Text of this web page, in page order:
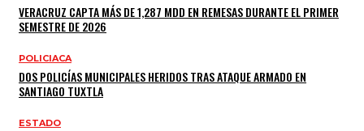
VERACRUZ CAPTA MÁS DE 1,287 MDD EN REMESAS DURANTE EL PRIMER
SEMESTRE DE 2026
POLICIACA
DOS POLICÍAS MUNICIPALES HERIDOS TRAS ATAQUE ARMADO EN
SANTIAGO TUXTLA
ESTADO